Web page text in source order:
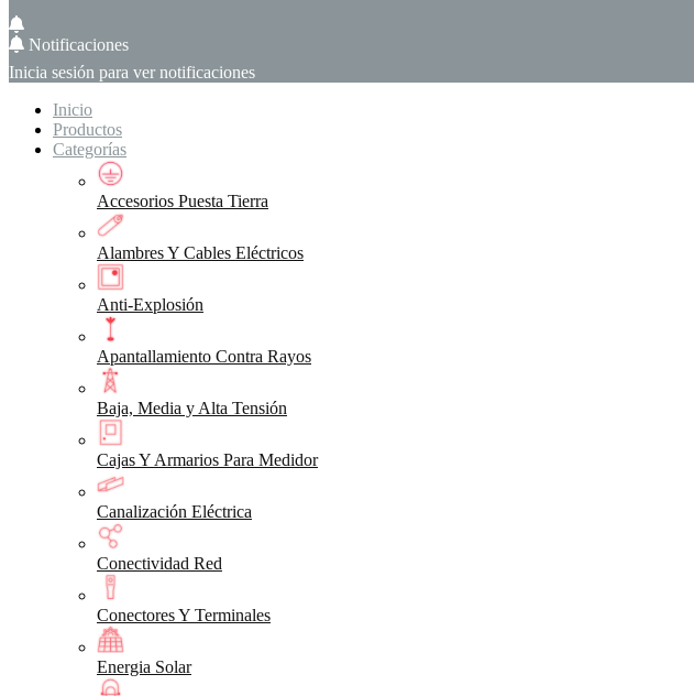
Notificaciones
Inicia sesión para ver notificaciones
Inicio
Productos
Categorías
Accesorios Puesta Tierra
Alambres Y Cables Eléctricos
Anti-Explosión
Apantallamiento Contra Rayos
Baja, Media y Alta Tensión
Cajas Y Armarios Para Medidor
Canalización Eléctrica
Conectividad Red
Conectores Y Terminales
Energia Solar